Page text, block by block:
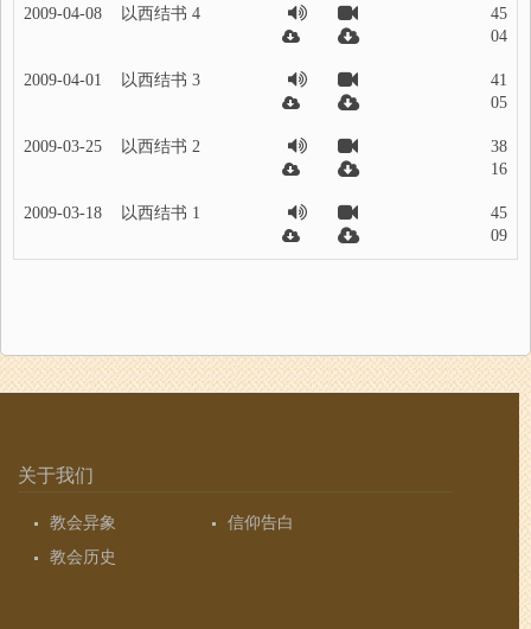
2009-04-08 以西结书 4
45
04
2009-04-01 以西结书 3
41
05
2009-03-25 以西结书 2
38
16
2009-03-18 以西结书 1
45
09
关于我们
教会异象
信仰告白
教会历史